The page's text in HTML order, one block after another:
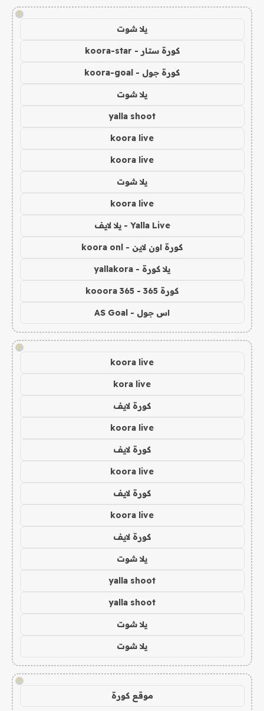
!
يلا شوت
كورة ستار - koora-star
كورة جول - koora-goal
يلا شوت
yalla shoot
koora live
koora live
يلا شوت
koora live
Yalla Live - يلا لايف
كورة اون لاين - koora onl
يلا كورة - yallakora
كورة 365 - kooora 365
اس جول - AS Goal
!
koora live
kora live
كورة لايف
koora live
كورة لايف
koora live
كورة لايف
koora live
كورة لايف
يلا شوت
yalla shoot
yalla shoot
يلا شوت
يلا شوت
!
موقع كورة